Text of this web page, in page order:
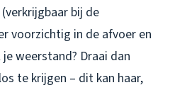
bij de
voorzichtig in de afvoer en
weerstand? Draai dan
te krijgen – dit kan haar,